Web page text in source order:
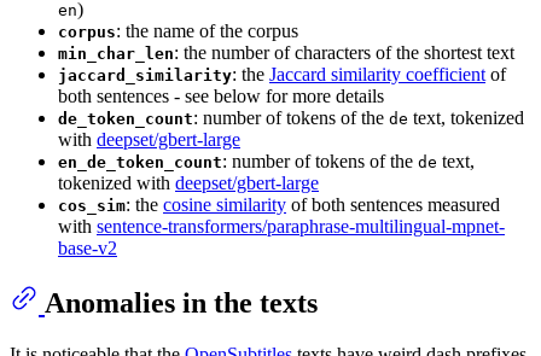
en)
corpus: the name of the corpus
min_char_len: the number of characters of the shortest text
jaccard_similarity: the Jaccard similarity coefficient of
both sentences - see below for more details
de_token_count: number of tokens of the de text, tokenized
with deepset/gbert-large
en_de_token_count: number of tokens of the de text,
tokenized with deepset/gbert-large
cos_sim: the cosine similarity of both sentences measured
with sentence-transformers/paraphrase-multilingual-mpnet-
base-v2
Anomalies in the texts